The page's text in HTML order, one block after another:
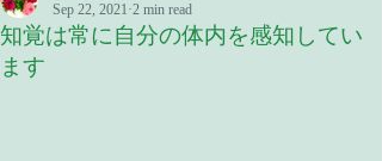
知覚は常に自分の体内を感知してい
ます
Sep 22, 2021 2 min read